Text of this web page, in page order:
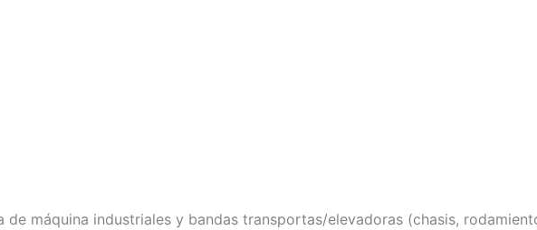
de máquina industriales y bandas transportas/elevadoras (chasis,